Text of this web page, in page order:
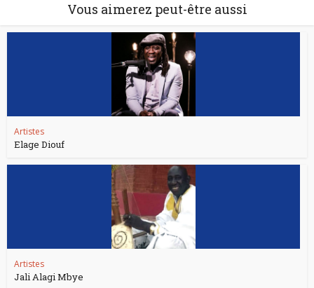
Vous aimerez peut-être aussi
Artistes
Elage Diouf
Artistes
Jali Alagi Mbye